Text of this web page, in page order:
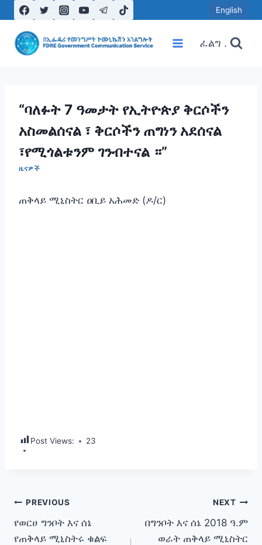
to
content
English
ፈልግ .
“ባለፉት 7 ዓመታት የኢትዮጵያ ቅርሶችን
አስመልሰናል ፣ ቅርሶችን ጠግነን አደሰናል
፣የሚጎልቱንም ገንብተናል ።”
ዜናዎች
ጠቅላይ ሚኒስትር ዐቢይ አሕመድ (ዶ/ር)
Post Views: 23
Post
navigation
PREVIOUS
የወርሀ ግንቦት እና ሰኔ
የጠቅላይ ሚኒስትሩ ቁልፍ
NEXT
በግንቦት እና ሰኔ 2018 ዓ.ም
ወራት ጠቅላይ ሚኒስትር